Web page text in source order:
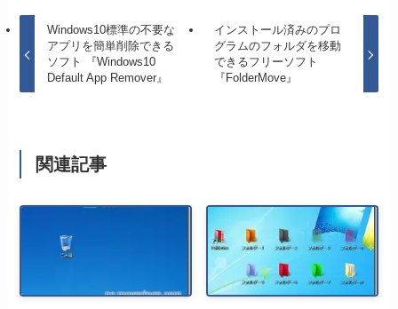
Windows10標準の不要な
アプリを簡単削除できる
ソフト 『Windows10
Default App Remover』
インストール済みのプロ
グラムのフォルダを移動
できるフリーソフト
『FolderMove』
関連記事